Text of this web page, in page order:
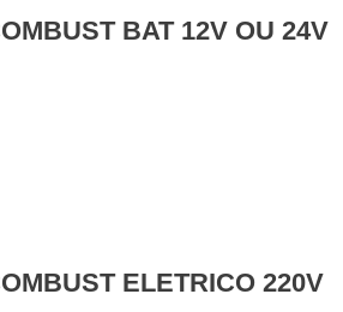
BAT 12V OU 24V
ELETRICO 220V